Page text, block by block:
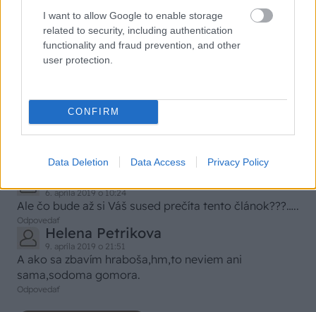
I want to allow Google to enable storage
related to security, including authentication
functionality and fraud prevention, and other
user protection.
CONFIRM
Data Deletion Data Access Privacy Policy
BOZENA
5. apríla 2019 o 20:53
Ja som sa krtka nemohla zbavit asi 3roky,nepomohlo
ani vytapanie dier vodou,proste nic,az ma raz
natlacila a zahrabala a bolo po krtkovi,ale ten
sok,ked som po kratkom case videla vela kopcekov
u susedov,ale k nam sa uz nikdy nevratil,je to uz asi
Odpovedať
6. apríla 2019 o 10:24
Ale čo bude až si Váš sused prečíta tento článok???…..
Odpovedať
Helena Petrikova
9. apríla 2019 o 21:51
A ako sa zbavím hraboša,hm,to neviem ani
sama,sodoma gomora.
Odpovedať